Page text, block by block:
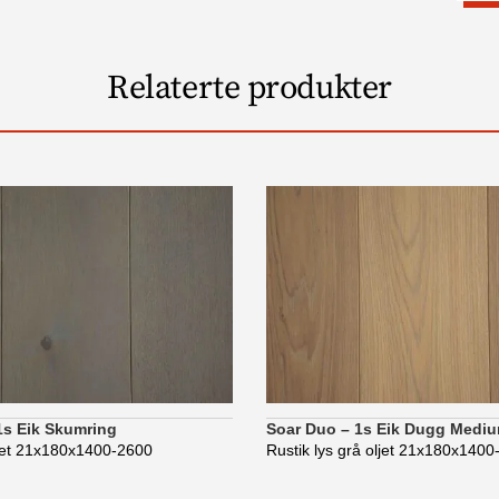
Relaterte produkter
Eik Skumring
21x180x1400-2600
Soar Duo – 1s Eik Dugg
Rustik lys grå oljet